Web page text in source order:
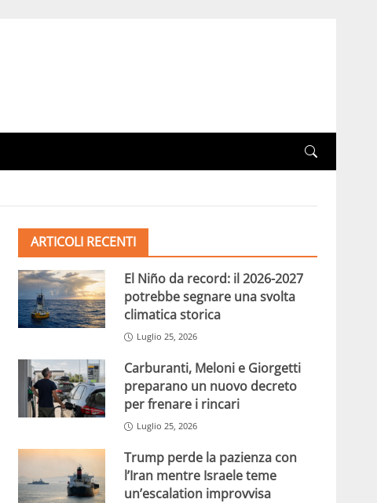
ARTICOLI RECENTI
El Niño da record: il 2026-2027
potrebbe segnare una svolta
climatica storica
Luglio 25, 2026
Carburanti, Meloni e Giorgetti
preparano un nuovo decreto
per frenare i rincari
Luglio 25, 2026
Trump perde la pazienza con
l’Iran mentre Israele teme
un’escalation improvvisa